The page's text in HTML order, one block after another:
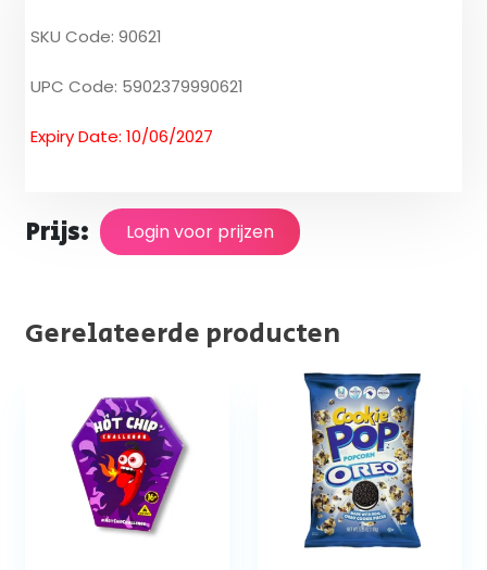
SKU Code: 90621
UPC Code: 5902379990621
Expiry Date: 10/06/2027
Prijs: Login voor prijzen
Gerelateerde producten